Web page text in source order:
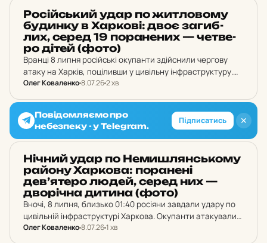
НОВИНИ ХАРКОВА
Ро­сій­ський удар по жит­ло­во­му
бу­дин­ку в Хар­ко­ві: двоє за­гиб­
лих, серед 19 по­ра­не­них — чет­ве­
ро дітей (фото)
Вранці 8 липня російські окупанти здійснили чергову
атаку на Харків, поціливши у цивільну інфраструктуру.
Ворожий удар прийшов на житловий квартал міста.
Олег Коваленко8.07.262 хв
✕
Повідомляємо про
небезпеку - у Telegram.
Підписатись
НОВИНИ ХАРКОВА
Нічний удар по Не­миш­лян­сько­му
району Хар­ко­ва: по­ра­не­ні
дев’ятеро людей, серед них —
дво­річ­на дитина (фото)
Вночі, 8 липня, близько 01:40 росіяни завдали удару по
цивільній інфраструктурі Харкова. Окупанти атакували
житловий масив із реактивної системи залпового вогню
Олег Коваленко8.07.261 хв